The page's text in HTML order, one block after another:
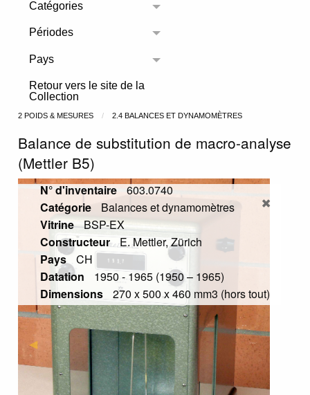
Catégories
Toggle menu
Périodes
Toggle menu
Pays
Toggle menu
Retour vers le site de la
Collection
2 POIDS & MESURES 2.4 BALANCES ET DYNAMOMÈTRES
Balance de substitution de macro-analyse
(Mettler B5)
Previous Slide
◀︎
N° d'inventaire
603.0740
Catégorie
Balances et dynamomètres
Vitrine BSP-EX
Constructeur E. Mettler, Zürich
Pays CH
Datation
1950 - 1965 (1950 – 1965)
Dimensions
270 x 500 x 460 mm3 (hors tout)